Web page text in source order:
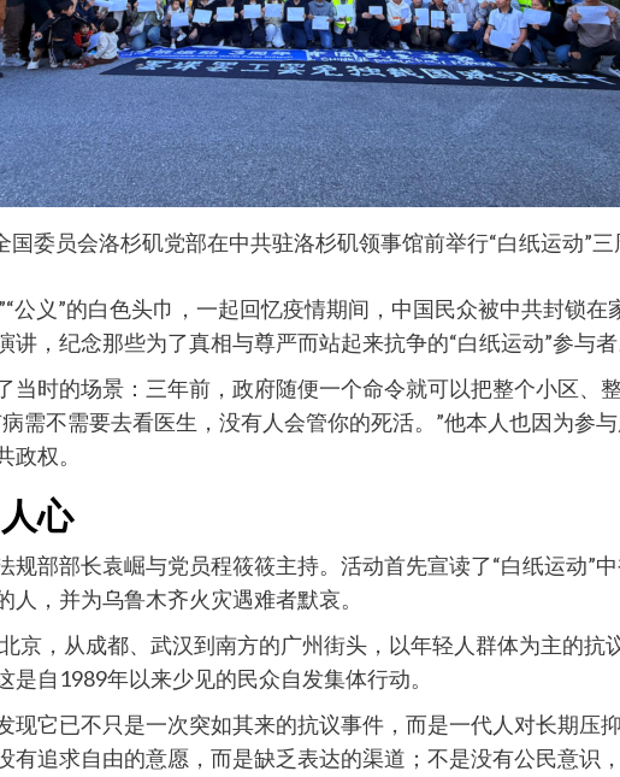
委员会洛杉矶党部在中共驻洛杉矶领事馆前举行“白纸运动”三
公义”的白色头巾，一起回忆疫情期间，中国民众被中共封锁
，纪念那些为了真相与尊严而站起来抗争的“白纸运动”参与者
当时的场景：三年前，政府随便一个命令就可以把整个小区、
需不需要去看医生，没有人会管你的死活。”他本人也因为参
权。
心
部部长袁崛与党员程筱筱主持。活动首先宣读了“白纸运动”
，并为乌鲁木齐火灾遇难者默哀。
京，从成都、武汉到南方的广州街头，以年轻人群体为主的抗
自1989年以来少见的民众自发集体行动。
它已不只是一次突如其来的抗议事件，而是一代人对长期压
追求自由的意愿，而是缺乏表达的渠道；不是没有公民意识